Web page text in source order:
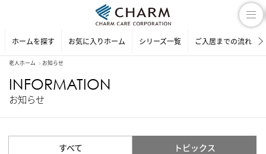
ホームを探す お気に入りホーム シリーズ一覧 ご入居までの流れ
老人ホーム お知らせ
INFORMATION
お知らせ
すべて
トピックス